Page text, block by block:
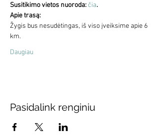
Susitikimo vietos nuoroda: čia.
Apie trasą:
Žygis bus nesudėtingas, iš viso įveiksime apie 6
km.
Daugiau
Pasidalink renginiu